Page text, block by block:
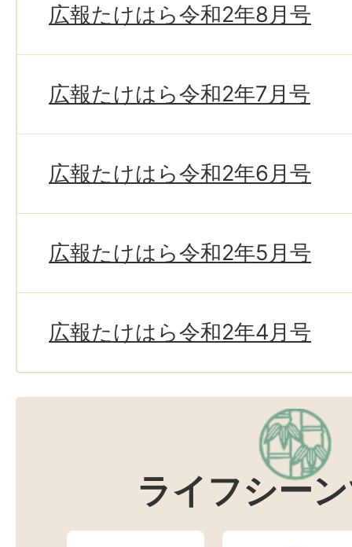
広報たけはら令和2年8月号
広報たけはら令和2年7月号
広報たけはら令和2年6月号
広報たけはら令和2年5月号
広報たけはら令和2年4月号
ライフシー